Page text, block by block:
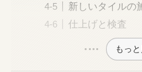
新しいタイルの
仕上げと検査
もっ